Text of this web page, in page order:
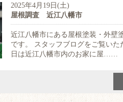
2025年4月19日(土)
屋根調査 近江八幡市
近江八幡市にある屋根塗装・外壁
です。 スタッフブログをご覧い
日は近江八幡市内のお家に屋……